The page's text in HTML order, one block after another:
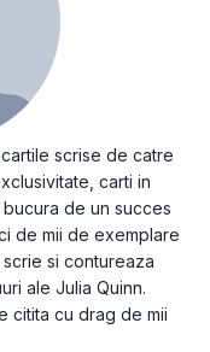
scrise de catre
carti in
de un succes
de mii de exemplare
si contureaza
ale Julia Quinn.
citita cu drag de mii